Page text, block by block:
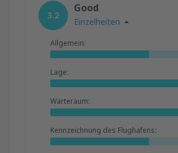
3.2
Good
Einzelheiten
Allgemein:
Lage:
Warteraum:
Kennzeichnung des Flughafens: